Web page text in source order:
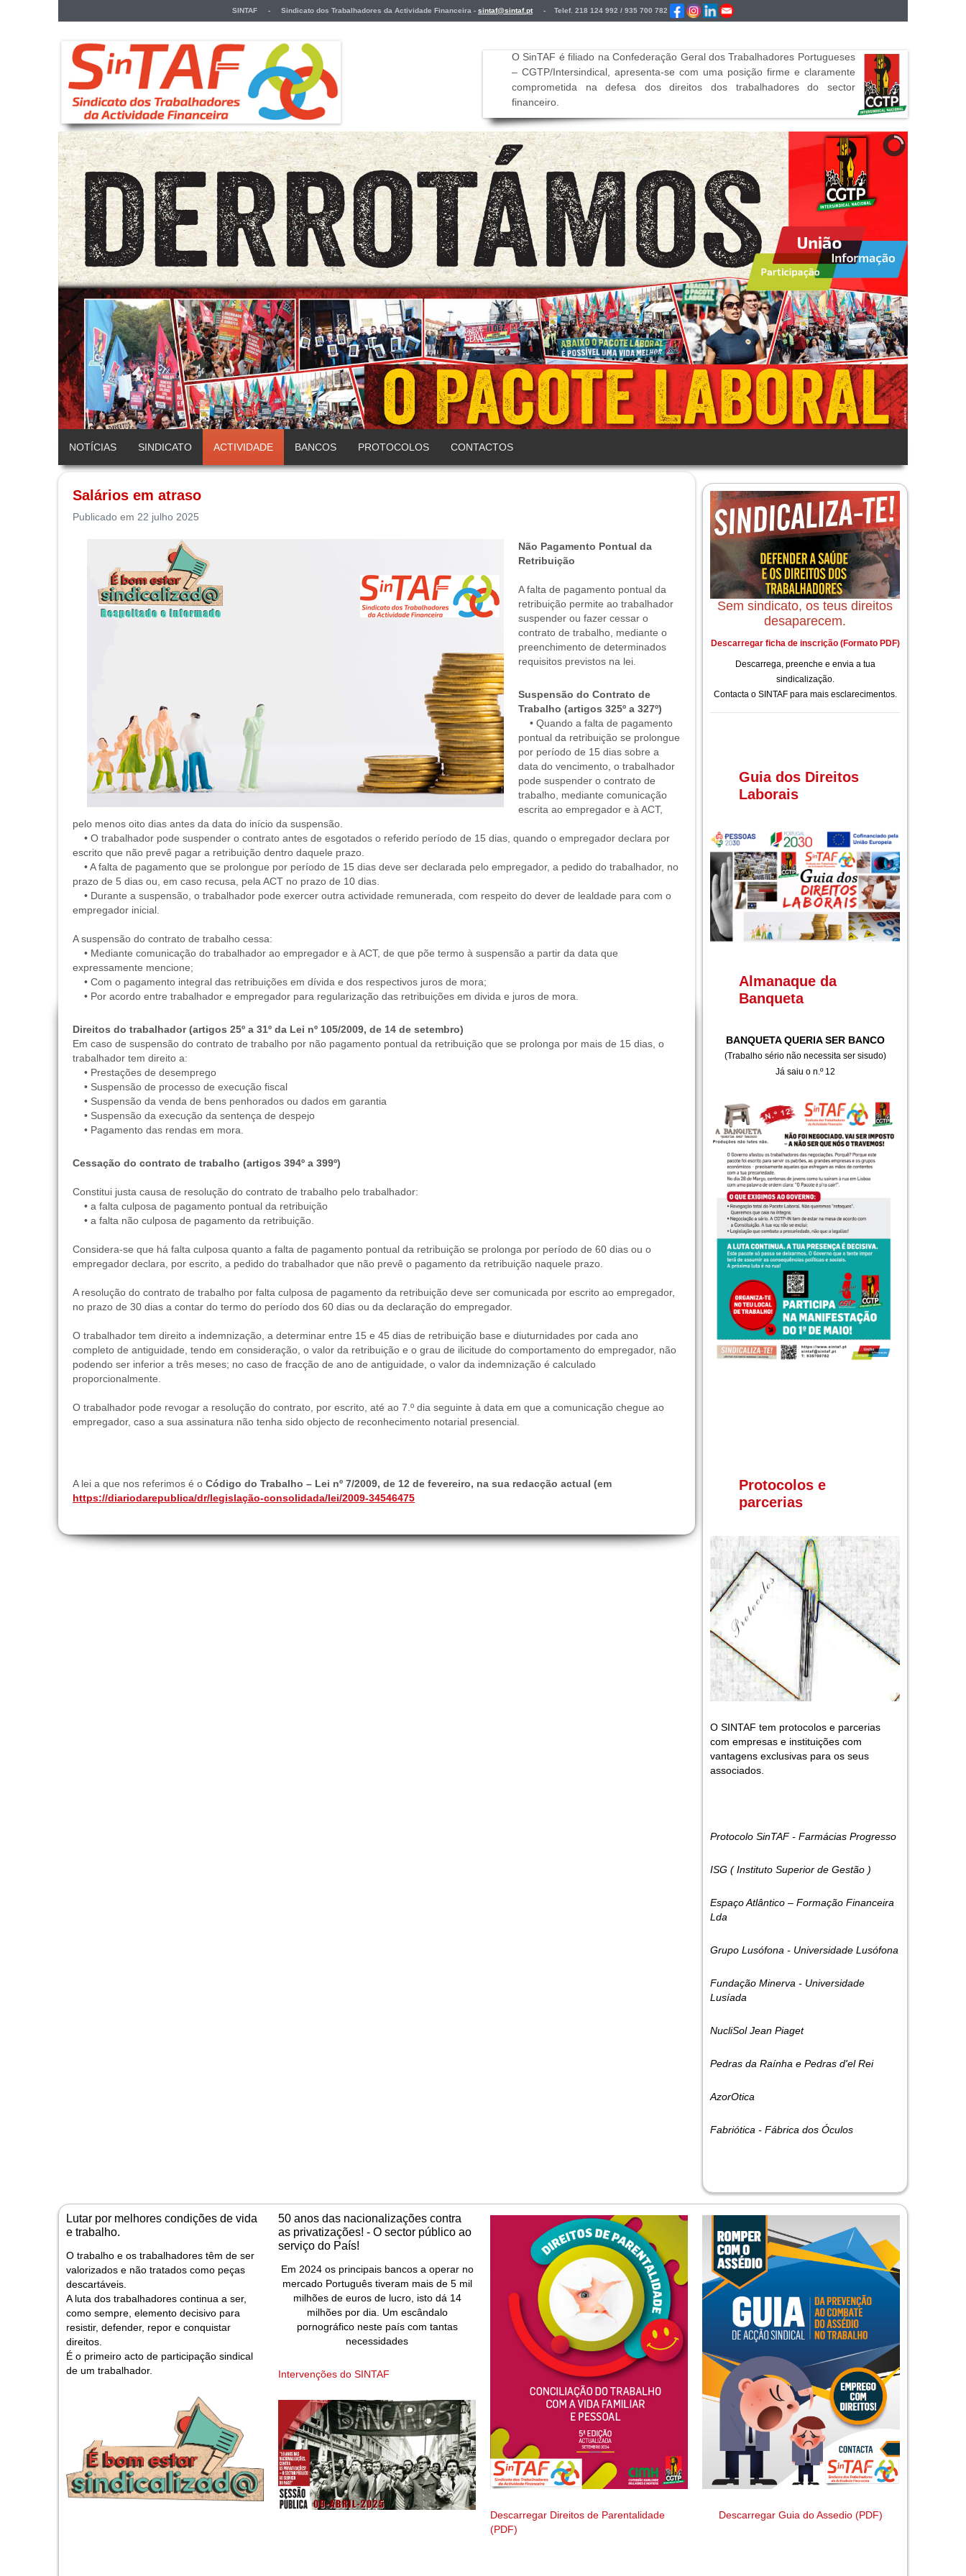
SINTAF - Sindicato dos Trabalhadores da Actividade Financeira - sintaf@sintaf.pt- Telef. 218 124 992 / 935 700 782
O SinTAF é filiado na Confederação Geral dos Trabalhadores Portugueses
– CGTP/Intersindical, apresenta-se com uma posição firme e claramente
comprometida na defesa dos direitos dos trabalhadores do sector
financeiro.
NOTÍCIAS SINDICATO ACTIVIDADE BANCOS PROTOCOLOS CONTACTOS
Salários em atraso
Publicado em 22 julho 2025
Não Pagamento Pontual da
Retribuição
A falta de pagamento pontual da
retribuição permite ao trabalhador
suspender ou fazer cessar o
contrato de trabalho, mediante o
preenchimento de determinados
requisitos previstos na lei.
Suspensão do Contrato de
Trabalho (artigos 325º a 327º)
• Quando a falta de pagamento
pontual da retribuição se prolongue
por período de 15 dias sobre a
data do vencimento, o trabalhador
pode suspender o contrato de
trabalho, mediante comunicação
escrita ao empregador e à ACT,
pelo menos oito dias antes da data do início da suspensão.
• O trabalhador pode suspender o contrato antes de esgotados o referido período de 15 dias, quando o empregador declara por
escrito que não prevê pagar a retribuição dentro daquele prazo.
• A falta de pagamento que se prolongue por período de 15 dias deve ser declarada pelo empregador, a pedido do trabalhador, no
prazo de 5 dias ou, em caso recusa, pela ACT no prazo de 10 dias.
• Durante a suspensão, o trabalhador pode exercer outra actividade remunerada, com respeito do dever de lealdade para com o
empregador inicial.
A suspensão do contrato de trabalho cessa:
• Mediante comunicação do trabalhador ao empregador e à ACT, de que põe termo à suspensão a partir da data que
expressamente mencione;
• Com o pagamento integral das retribuições em dívida e dos respectivos juros de mora;
• Por acordo entre trabalhador e empregador para regularização das retribuições em divida e juros de mora.
Direitos do trabalhador (artigos 25º a 31º da Lei nº 105/2009, de 14 de setembro)
Em caso de suspensão do contrato de trabalho por não pagamento pontual da retribuição que se prolonga por mais de 15 dias, o
trabalhador tem direito a:
• Prestações de desemprego
• Suspensão de processo de execução fiscal
• Suspensão da venda de bens penhorados ou dados em garantia
• Suspensão da execução da sentença de despejo
• Pagamento das rendas em mora.
Cessação do contrato de trabalho (artigos 394º a 399º)
Constitui justa causa de resolução do contrato de trabalho pelo trabalhador:
• a falta culposa de pagamento pontual da retribuição
• a falta não culposa de pagamento da retribuição.
Considera-se que há falta culposa quanto a falta de pagamento pontual da retribuição se prolonga por período de 60 dias ou o
empregador declara, por escrito, a pedido do trabalhador que não prevê o pagamento da retribuição naquele prazo.
A resolução do contrato de trabalho por falta culposa de pagamento da retribuição deve ser comunicada por escrito ao empregador,
no prazo de 30 dias a contar do termo do período dos 60 dias ou da declaração do empregador.
O trabalhador tem direito a indemnização, a determinar entre 15 e 45 dias de retribuição base e diuturnidades por cada ano
completo de antiguidade, tendo em consideração, o valor da retribuição e o grau de ilicitude do comportamento do empregador, não
podendo ser inferior a três meses; no caso de fracção de ano de antiguidade, o valor da indemnização é calculado
proporcionalmente.
O trabalhador pode revogar a resolução do contrato, por escrito, até ao 7.º dia seguinte à data em que a comunicação chegue ao
empregador, caso a sua assinatura não tenha sido objecto de reconhecimento notarial presencial.
A lei a que nos referimos é oCódigo do Trabalho – Lei nº 7/2009, de 12 de fevereiro, na sua redacção actual (em
https://diariodarepublica/dr/legislação-consolidada/lei/2009-34546475
Sem sindicato, os teus direitos
desaparecem.
Descarregar ficha de inscrição (Formato PDF)
Descarrega, preenche e envia a tua
sindicalização.
Contacta o SINTAF para mais esclarecimentos.
Guia dos Direitos
Laborais
Almanaque da
Banqueta
BANQUETA QUERIA SER BANCO
(Trabalho sério não necessita ser sisudo)
Já saiu o n.º 12
Protocolos e
parcerias
O SINTAF tem protocolos e parcerias
com empresas e instituições com
vantagens exclusivas para os seus
associados.
Protocolo SinTAF - Farmácias Progresso
ISG ( Instituto Superior de Gestão )
Espaço Atlântico – Formação Financeira
Lda
Grupo Lusófona - Universidade Lusófona
Fundação Minerva - Universidade
Lusíada
NucliSol Jean Piaget
Pedras da Raínha e Pedras d'el Rei
AzorOtica
Fabriótica - Fábrica dos Óculos
Lutar por melhores condições de vida
e trabalho.
O trabalho e os trabalhadores têm de ser
valorizados e não tratados como peças
descartáveis.
A luta dos trabalhadores continua a ser,
como sempre, elemento decisivo para
resistir, defender, repor e conquistar
direitos.
É o primeiro acto de participação sindical
de um trabalhador.
50 anos das nacionalizações contra
as privatizações! - O sector público ao
serviço do País!
Em 2024 os principais bancos a operar no
mercado Português tiveram mais de 5 mil
milhões de euros de lucro, isto dá 14
milhões por dia. Um escândalo
pornográfico neste país com tantas
necessidades
Intervenções do SINTAF
Descarregar Direitos de Parentalidade
(PDF)
Descarregar Guia do Assedio (PDF)